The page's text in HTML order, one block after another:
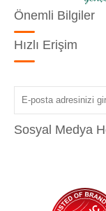
Önemli Bilgiler
Hızlı Erişim
Sosyal Medya